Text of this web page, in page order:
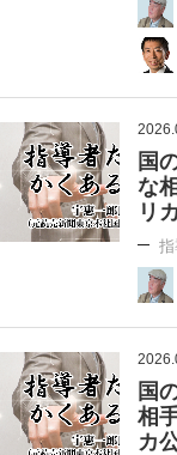
国
な
リ
国
相
カ